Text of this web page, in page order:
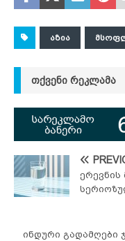
ᲐᲖᲘᲐ
ᲗᲥᲕᲔᲜᲘ ᲠᲔᲙᲚᲐᲛᲐ
ინდური გადამღები